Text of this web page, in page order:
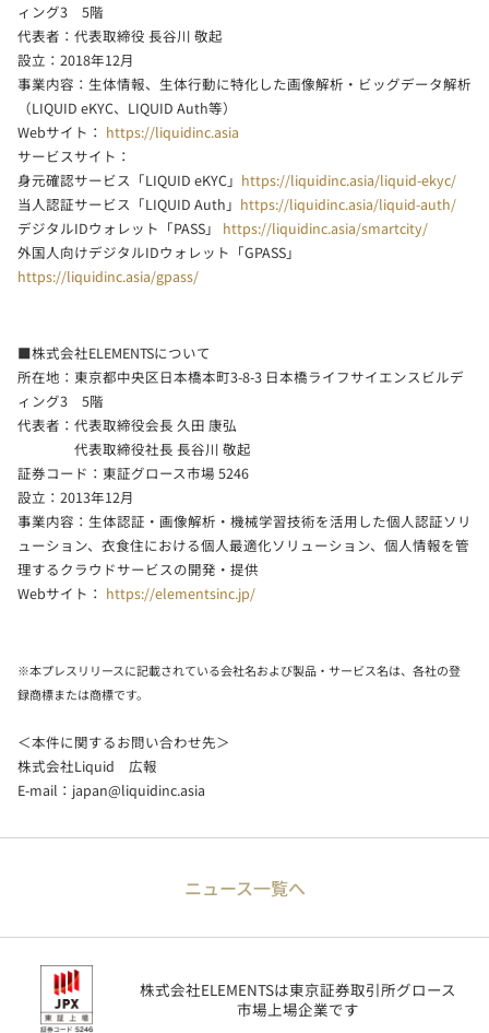
ィング3 5階
代表者：代表取締役 長谷川 敬起
設立：2018年12月
事業内容：生体情報、生体行動に特化した画像解析・ビッグデータ解析
（LIQUID eKYC、LIQUID Auth等）
Webサイト： https://liquidinc.asia
サービスサイト：
身元確認サービス「LIQUID eKYC」 https://liquidinc.asia/liquid-ekyc/
当人認証サービス「LIQUID Auth」 https://liquidinc.asia/liquid-auth/
デジタルIDウォレット「PASS」 https://liquidinc.asia/smartcity/
外国人向けデジタルIDウォレット「GPASS」
https://liquidinc.asia/gpass/
■株式会社ELEMENTSについて
所在地：東京都中央区日本橋本町3-8-3 日本橋ライフサイエンスビルデ
ィング3 5階
代表者：代表取締役会長 久田 康弘
代表取締役社長 長谷川 敬起
証券コード：東証グロース市場 5246
設立：2013年12月
事業内容：生体認証・画像解析・機械学習技術を活用した個人認証ソリ
ューション、衣食住における個人最適化ソリューション、個人情報を管
理するクラウドサービスの開発・提供
Webサイト： https://elementsinc.jp/
※本プレスリリースに記載されている会社名および製品・サービス名は、各社の登
録商標または商標です。
＜本件に関するお問い合わせ先＞
株式会社Liquid 広報
E-mail： japan@liquidinc.asia
ニュース一覧へ
株式会社ELEMENTSは東京証券取引所グロース
市場上場企業です